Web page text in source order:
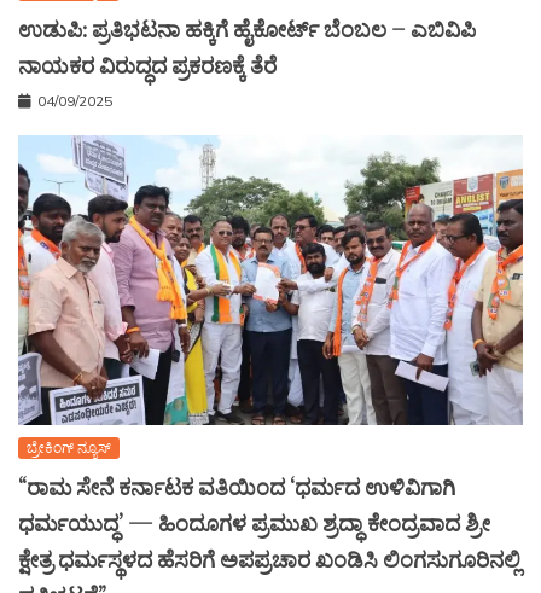
ಉಡುಪಿ: ಪ್ರತಿಭಟನಾ ಹಕ್ಕಿಗೆ ಹೈಕೋರ್ಟ್ ಬೆಂಬಲ – ಎಬಿವಿಪಿ
ನಾಯಕರ ವಿರುದ್ಧದ ಪ್ರಕರಣಕ್ಕೆ ತೆರೆ
04/09/2025
ಬ್ರೇಕಿಂಗ್ ನ್ಯೂಸ್
“ರಾಮ ಸೇನೆ ಕರ್ನಾಟಕ ವತಿಯಿಂದ ‘ಧರ್ಮದ ಉಳಿವಿಗಾಗಿ
ಧರ್ಮಯುದ್ಧ’ — ಹಿಂದೂಗಳ ಪ್ರಮುಖ ಶ್ರದ್ಧಾ ಕೇಂದ್ರವಾದ ಶ್ರೀ
ಕ್ಷೇತ್ರ ಧರ್ಮಸ್ಥಳದ ಹೆಸರಿಗೆ ಅಪಪ್ರಚಾರ ಖಂಡಿಸಿ ಲಿಂಗಸುಗೂರಿನಲ್ಲಿ